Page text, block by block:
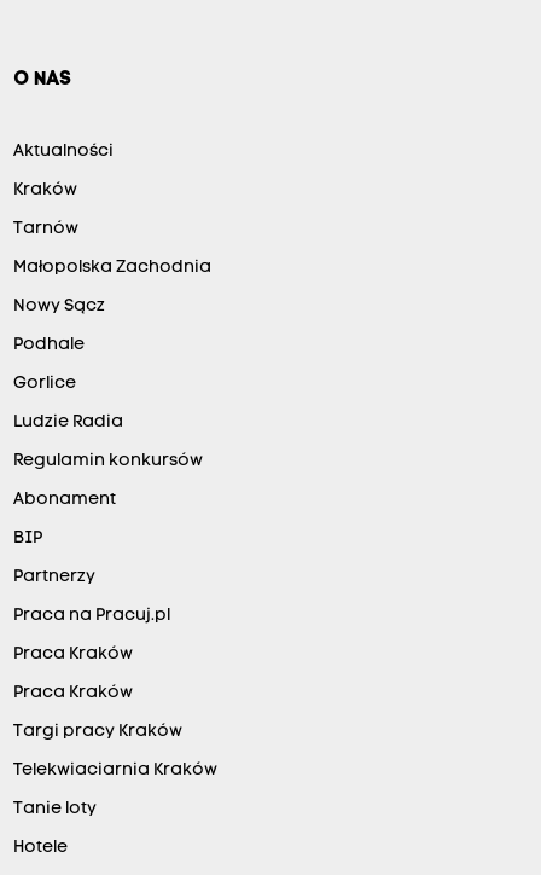
O NAS
Aktualności
Kraków
Tarnów
Małopolska Zachodnia
Nowy Sącz
Podhale
Gorlice
Ludzie Radia
Regulamin konkursów
Abonament
BIP
Partnerzy
Praca na Pracuj.pl
Praca Kraków
Praca Kraków
Targi pracy Kraków
Telekwiaciarnia Kraków
Tanie loty
Hotele